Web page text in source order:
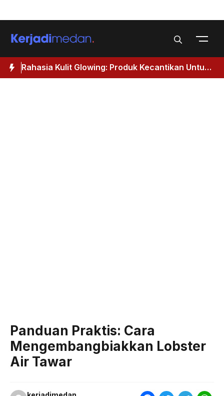
to
Rahasia Kulit Glowing: Produk Kecantikan Untuk
Wanita 40 Tahun Keatas
Panduan Praktis: Cara
Mengembangbiakkan Lobster
Air Tawar